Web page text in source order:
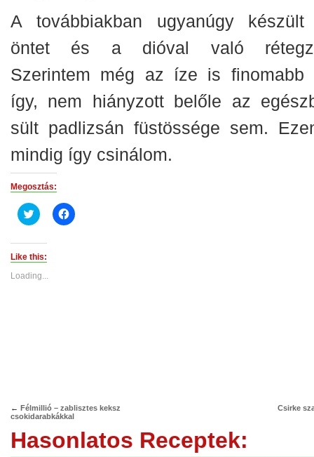
A továbbiakban ugyanúgy
öntet és a dióval való
Szerintem még az íze is finomabb
így, nem hiányzott belőle az
sült padlizsán füstössége sem.
mindig így csinálom.
Megosztás:
Click
to
(Opens
new
Click
to
Like this:
Loading...
← Félmillió – zablisztes keksz
csokidarabkákkal
Csirke
Hasonlatos Receptek: